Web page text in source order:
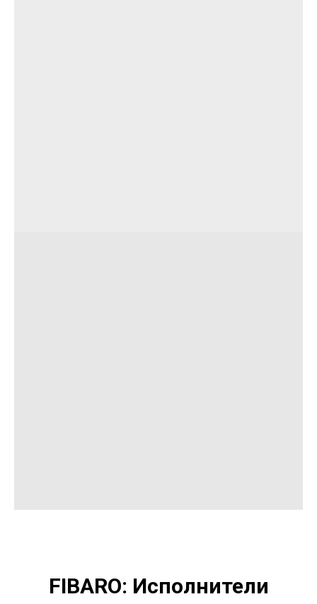
FIBARO: Исполнители